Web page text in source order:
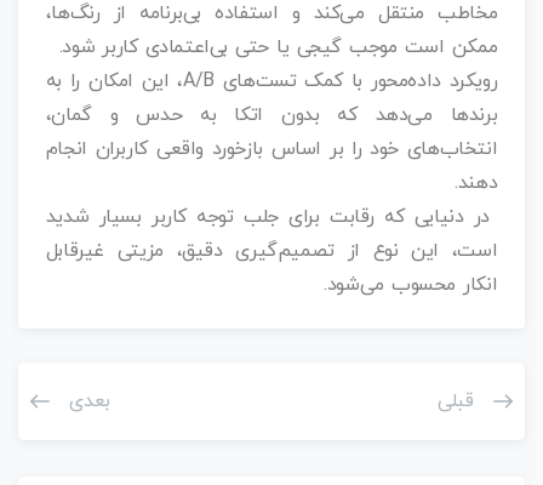
مخاطب منتقل می‌کند و استفاده بی‌برنامه از رنگ‌ها،
ممکن است موجب گیجی یا حتی بی‌اعتمادی کاربر شود.
رویکرد داده‌محور با کمک تست‌های A/B، این امکان را به
برندها می‌دهد که بدون اتکا به حدس و گمان،
انتخاب‌های خود را بر اساس بازخورد واقعی کاربران انجام
دهند.
در دنیایی که رقابت برای جلب توجه کاربر بسیار شدید
است، این نوع از تصمیم‌گیری دقیق، مزیتی غیرقابل
انکار محسوب می‌شود.
قبلی بعدی